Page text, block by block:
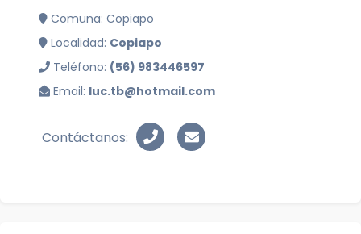
Comuna: Copiapo
Localidad: Copiapo
Teléfono: (56) 983446597
Email: luc.tb@hotmail.com
Contáctanos: